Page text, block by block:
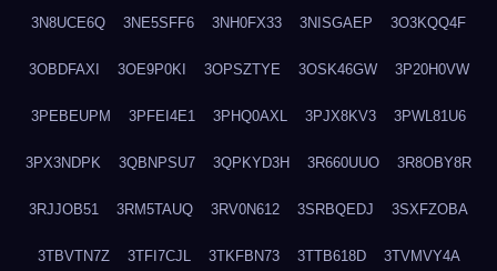
3N8UCE6Q 3NE5SFF6 3NH0FX33 3NISGAEP 3O3KQQ4F
3OBDFAXI 3OE9P0KI 3OPSZTYE 3OSK46GW 3P20H0VW
3PEBEUPM 3PFEI4E1 3PHQ0AXL 3PJX8KV3 3PWL81U6
3PX3NDPK 3QBNPSU7 3QPKYD3H 3R660UUO 3R8OBY8R
3RJJOB51 3RM5TAUQ 3RV0N612 3SRBQEDJ 3SXFZOBA
3TBVTN7Z 3TFI7CJL 3TKFBN73 3TTB618D 3TVMVY4A